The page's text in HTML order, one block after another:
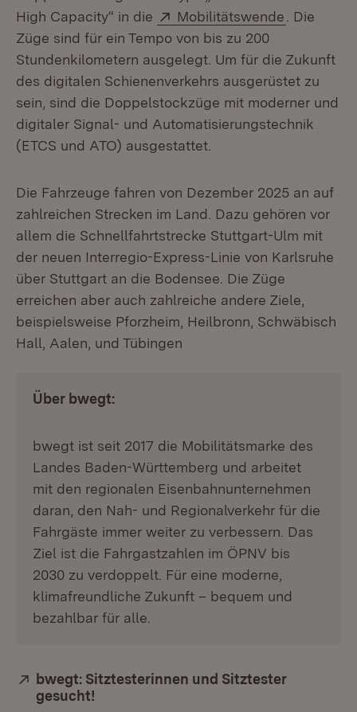
High Capacity“ in die
Extern:
Mobilitätswende (Öffnet in
. Die
Züge sind für ein Tempo von bis zu 200
Stundenkilometern ausgelegt. Um für die Zukunft
des digitalen Schienenverkehrs ausgerüstet zu
sein, sind die Doppelstockzüge mit moderner und
digitaler Signal- und Automatisierungstechnik
(ETCS und ATO) ausgestattet.
Die Fahrzeuge fahren von Dezember 2025 an auf
zahlreichen Strecken im Land. Dazu gehören vor
allem die Schnellfahrtstrecke Stuttgart-Ulm mit
der neuen Interregio-Express-Linie von Karlsruhe
über Stuttgart an die Bodensee. Die Züge
erreichen aber auch zahlreiche andere Ziele,
beispielsweise Pforzheim, Heilbronn, Schwäbisch
Hall, Aalen, und Tübingen
Über bwegt:
bwegt ist seit 2017 die Mobilitätsmarke des
Landes Baden-Württemberg und arbeitet
mit den regionalen Eisenbahnunternehmen
daran, den Nah- und Regionalverkehr für die
Fahrgäste immer weiter zu verbessern. Das
Ziel ist die Fahrgastzahlen im ÖPNV bis
2030 zu verdoppelt. Für eine moderne,
klimafreundliche Zukunft – bequem und
bezahlbar für alle.
Extern:
bwegt: Sitztesterinnen und Sitztester
gesucht!